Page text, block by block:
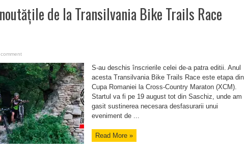
de la Transilvania Bike Trails Race
S-au deschis înscrierile celei de-a patra editii. Anul
acesta Transilvania Bike Trails Race este etapa din
Cupa Romaniei la Cross-Country Maraton (XCM).
Startul va fi pe 19 august tot din Saschiz, unde am
gasit sustinerea necesara desfasurarii unui
eveniment de ...
Read More »